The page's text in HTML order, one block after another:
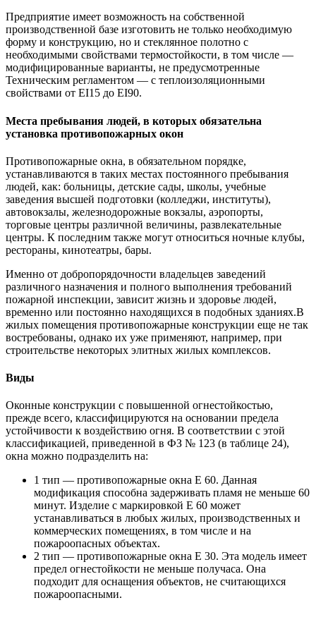
Предприятие имеет возможность на собственной
производственной базе изготовить не только необходимую
форму и конструкцию, но и стеклянное полотно с
необходимыми свойствами термостойкости, в том числе —
модифицированные варианты, не предусмотренные
Техническим регламентом — с теплоизоляционными
свойствами от ЕI15 до ЕI90.
Места пребывания людей, в которых обязательна
установка противопожарных окон
Противопожарные окна, в обязательном порядке,
устанавливаются в таких местах постоянного пребывания
людей, как: больницы, детские сады, школы, учебные
заведения высшей подготовки (колледжи, институты),
автовокзалы, железнодорожные вокзалы, аэропорты,
торговые центры различной величины, развлекательные
центры. К последним также могут относиться ночные клубы,
рестораны, кинотеатры, бары.
Именно от добропорядочности владельцев заведений
различного назначения и полного выполнения требований
пожарной инспекции, зависит жизнь и здоровье людей,
временно или постоянно находящихся в подобных зданиях.В
жилых помещения противопожарные конструкции еще не так
востребованы, однако их уже применяют, например, при
строительстве некоторых элитных жилых комплексов.
Виды
Оконные конструкции с повышенной огнестойкостью,
прежде всего, классифицируются на основании предела
устойчивости к воздействию огня. В соответствии с этой
классификацией, приведенной в ФЗ № 123 (в таблице 24),
окна можно подразделить на:
1 тип — противопожарные окна E 60. Данная
модификация способна задерживать пламя не меньше 60
минут. Изделие с маркировкой E 60 может
устанавливаться в любых жилых, производственных и
коммерческих помещениях, в том числе и на
пожароопасных объектах.
2 тип — противопожарные окна E 30. Эта модель имеет
предел огнестойкости не меньше получаса. Она
подходит для оснащения объектов, не считающихся
пожароопасными.